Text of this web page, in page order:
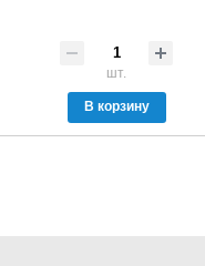
шт.
В корзину